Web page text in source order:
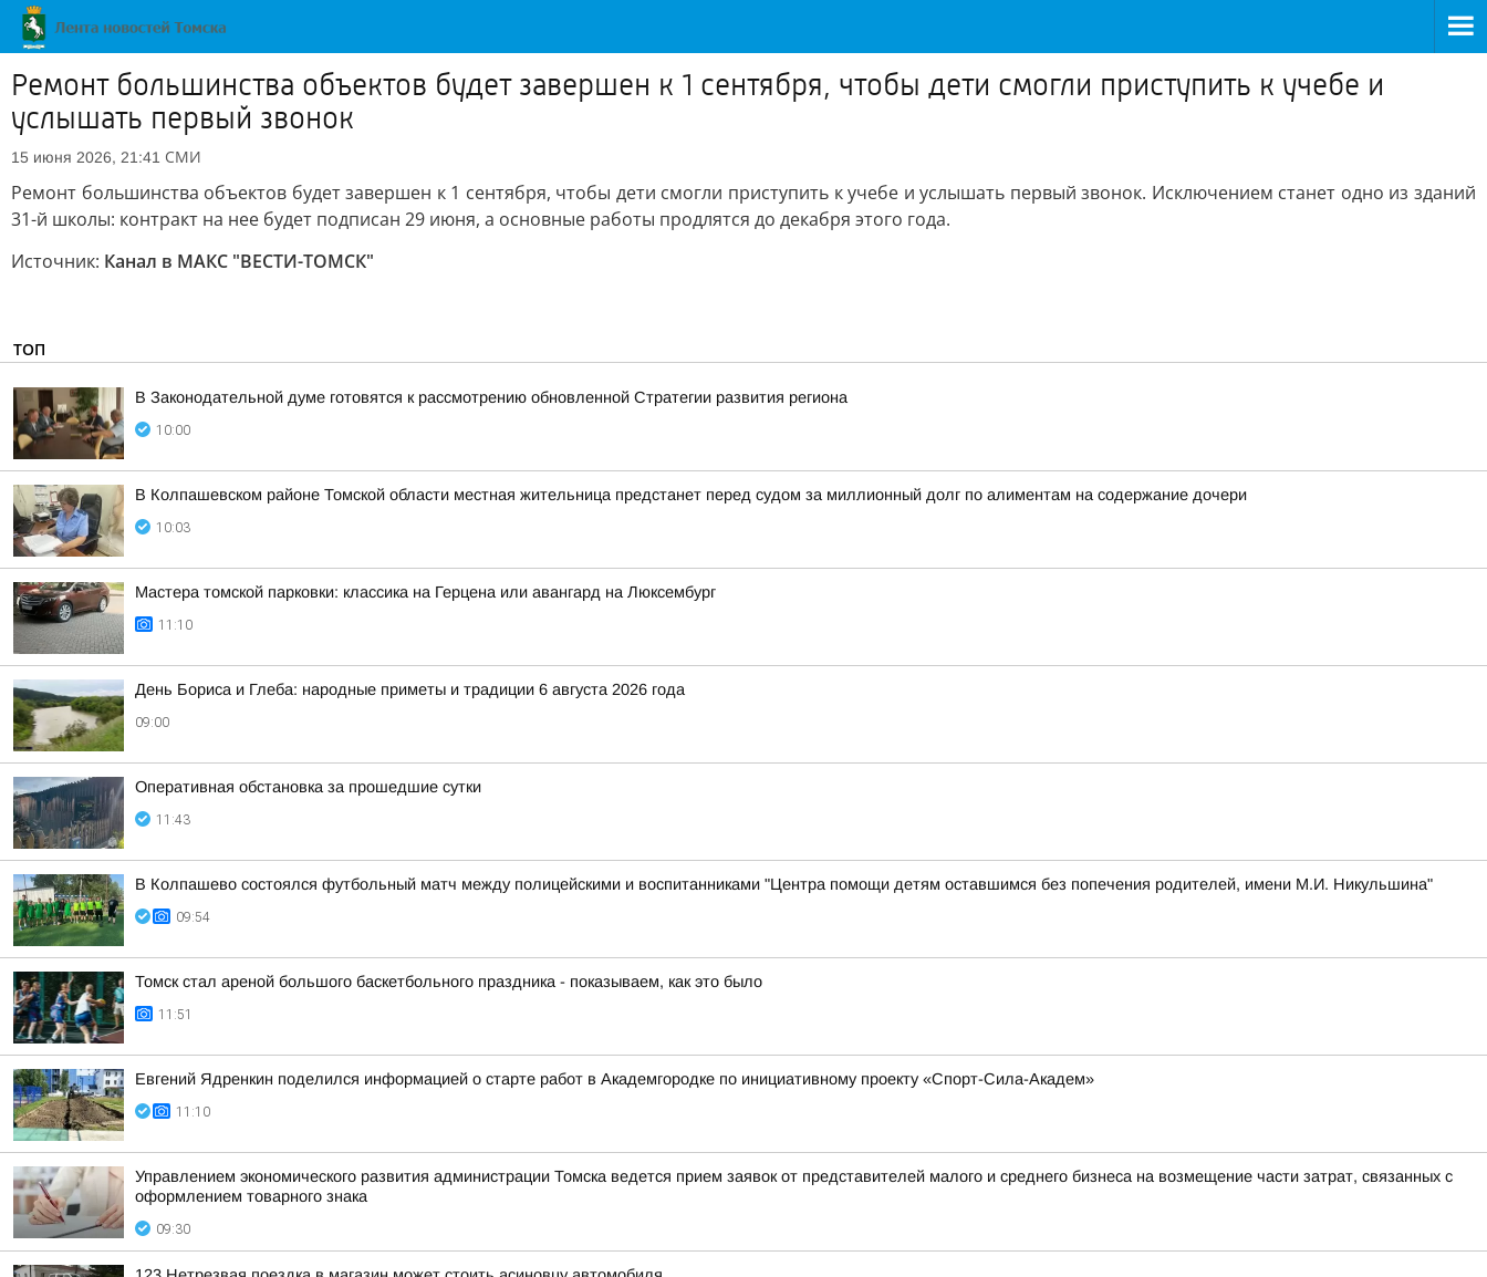
Ремонт большинства объектов будет завершен к 1 сентября, чтобы дети смогли приступить к учебе и
услышать первый звонок
15 июня 2026, 21:41 СМИ
Ремонт большинства объектов будет завершен к 1 сентября, чтобы дети смогли приступить к учебе и услышать первый звонок. Исключением станет одно из зданий
31-й школы: контракт на нее будет подписан 29 июня, а основные работы продлятся до декабря этого года.
Источник: Канал в МАКС "ВЕСТИ-ТОМСК"
ТОП
В Законодательной думе готовятся к рассмотрению обновленной Стратегии развития региона
10:00
В Колпашевском районе Томской области местная жительница предстанет перед судом за миллионный долг по алиментам на содержание дочери
10:03
Мастера томской парковки: классика на Герцена или авангард на Люксембург
11:10
День Бориса и Глеба: народные приметы и традиции 6 августа 2026 года
09:00
Оперативная обстановка за прошедшие сутки
11:43
В Колпашево состоялся футбольный матч между полицейскими и воспитанниками "Центра помощи детям оставшимся без попечения родителей, имени М.И. Никульшина"
09:54
Томск стал ареной большого баскетбольного праздника - показываем, как это было
11:51
Евгений Ядренкин поделился информацией о старте работ в Академгородке по инициативному проекту «Спорт-Сила-Академ»
11:10
Управлением экономического развития администрации Томска ведется прием заявок от представителей малого и среднего бизнеса на возмещение части затрат, связанных с
оформлением товарного знака
09:30